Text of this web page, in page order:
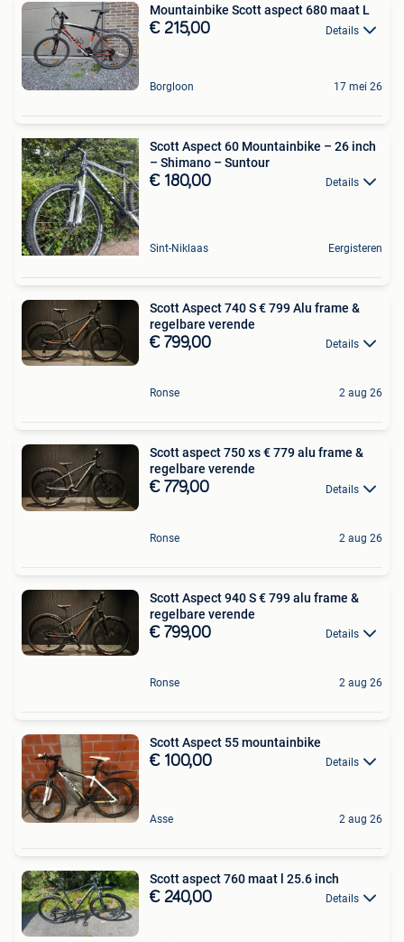
Mountainbike Scott aspect 680 maat L
€ 215,00 Details
Borgloon 17 mei 26
Scott Aspect 60 Mountainbike – 26 inch
– Shimano – Suntour
€ 180,00 Details
Sint-Niklaas Eergisteren
Scott Aspect 740 S € 799 ‍️Alu frame &
regelbare verende
€ 799,00 Details
Ronse 2 aug 26
Scott aspect 750 xs € 779 ‍️alu frame &
regelbare verende
€ 779,00 Details
Ronse 2 aug 26
Scott Aspect 940 S € 799 ‍️alu frame &
regelbare verende
€ 799,00 Details
Ronse 2 aug 26
Scott Aspect 55 mountainbike
€ 100,00 Details
Asse 2 aug 26
Scott aspect 760 maat l 25.6 inch
€ 240,00 Details